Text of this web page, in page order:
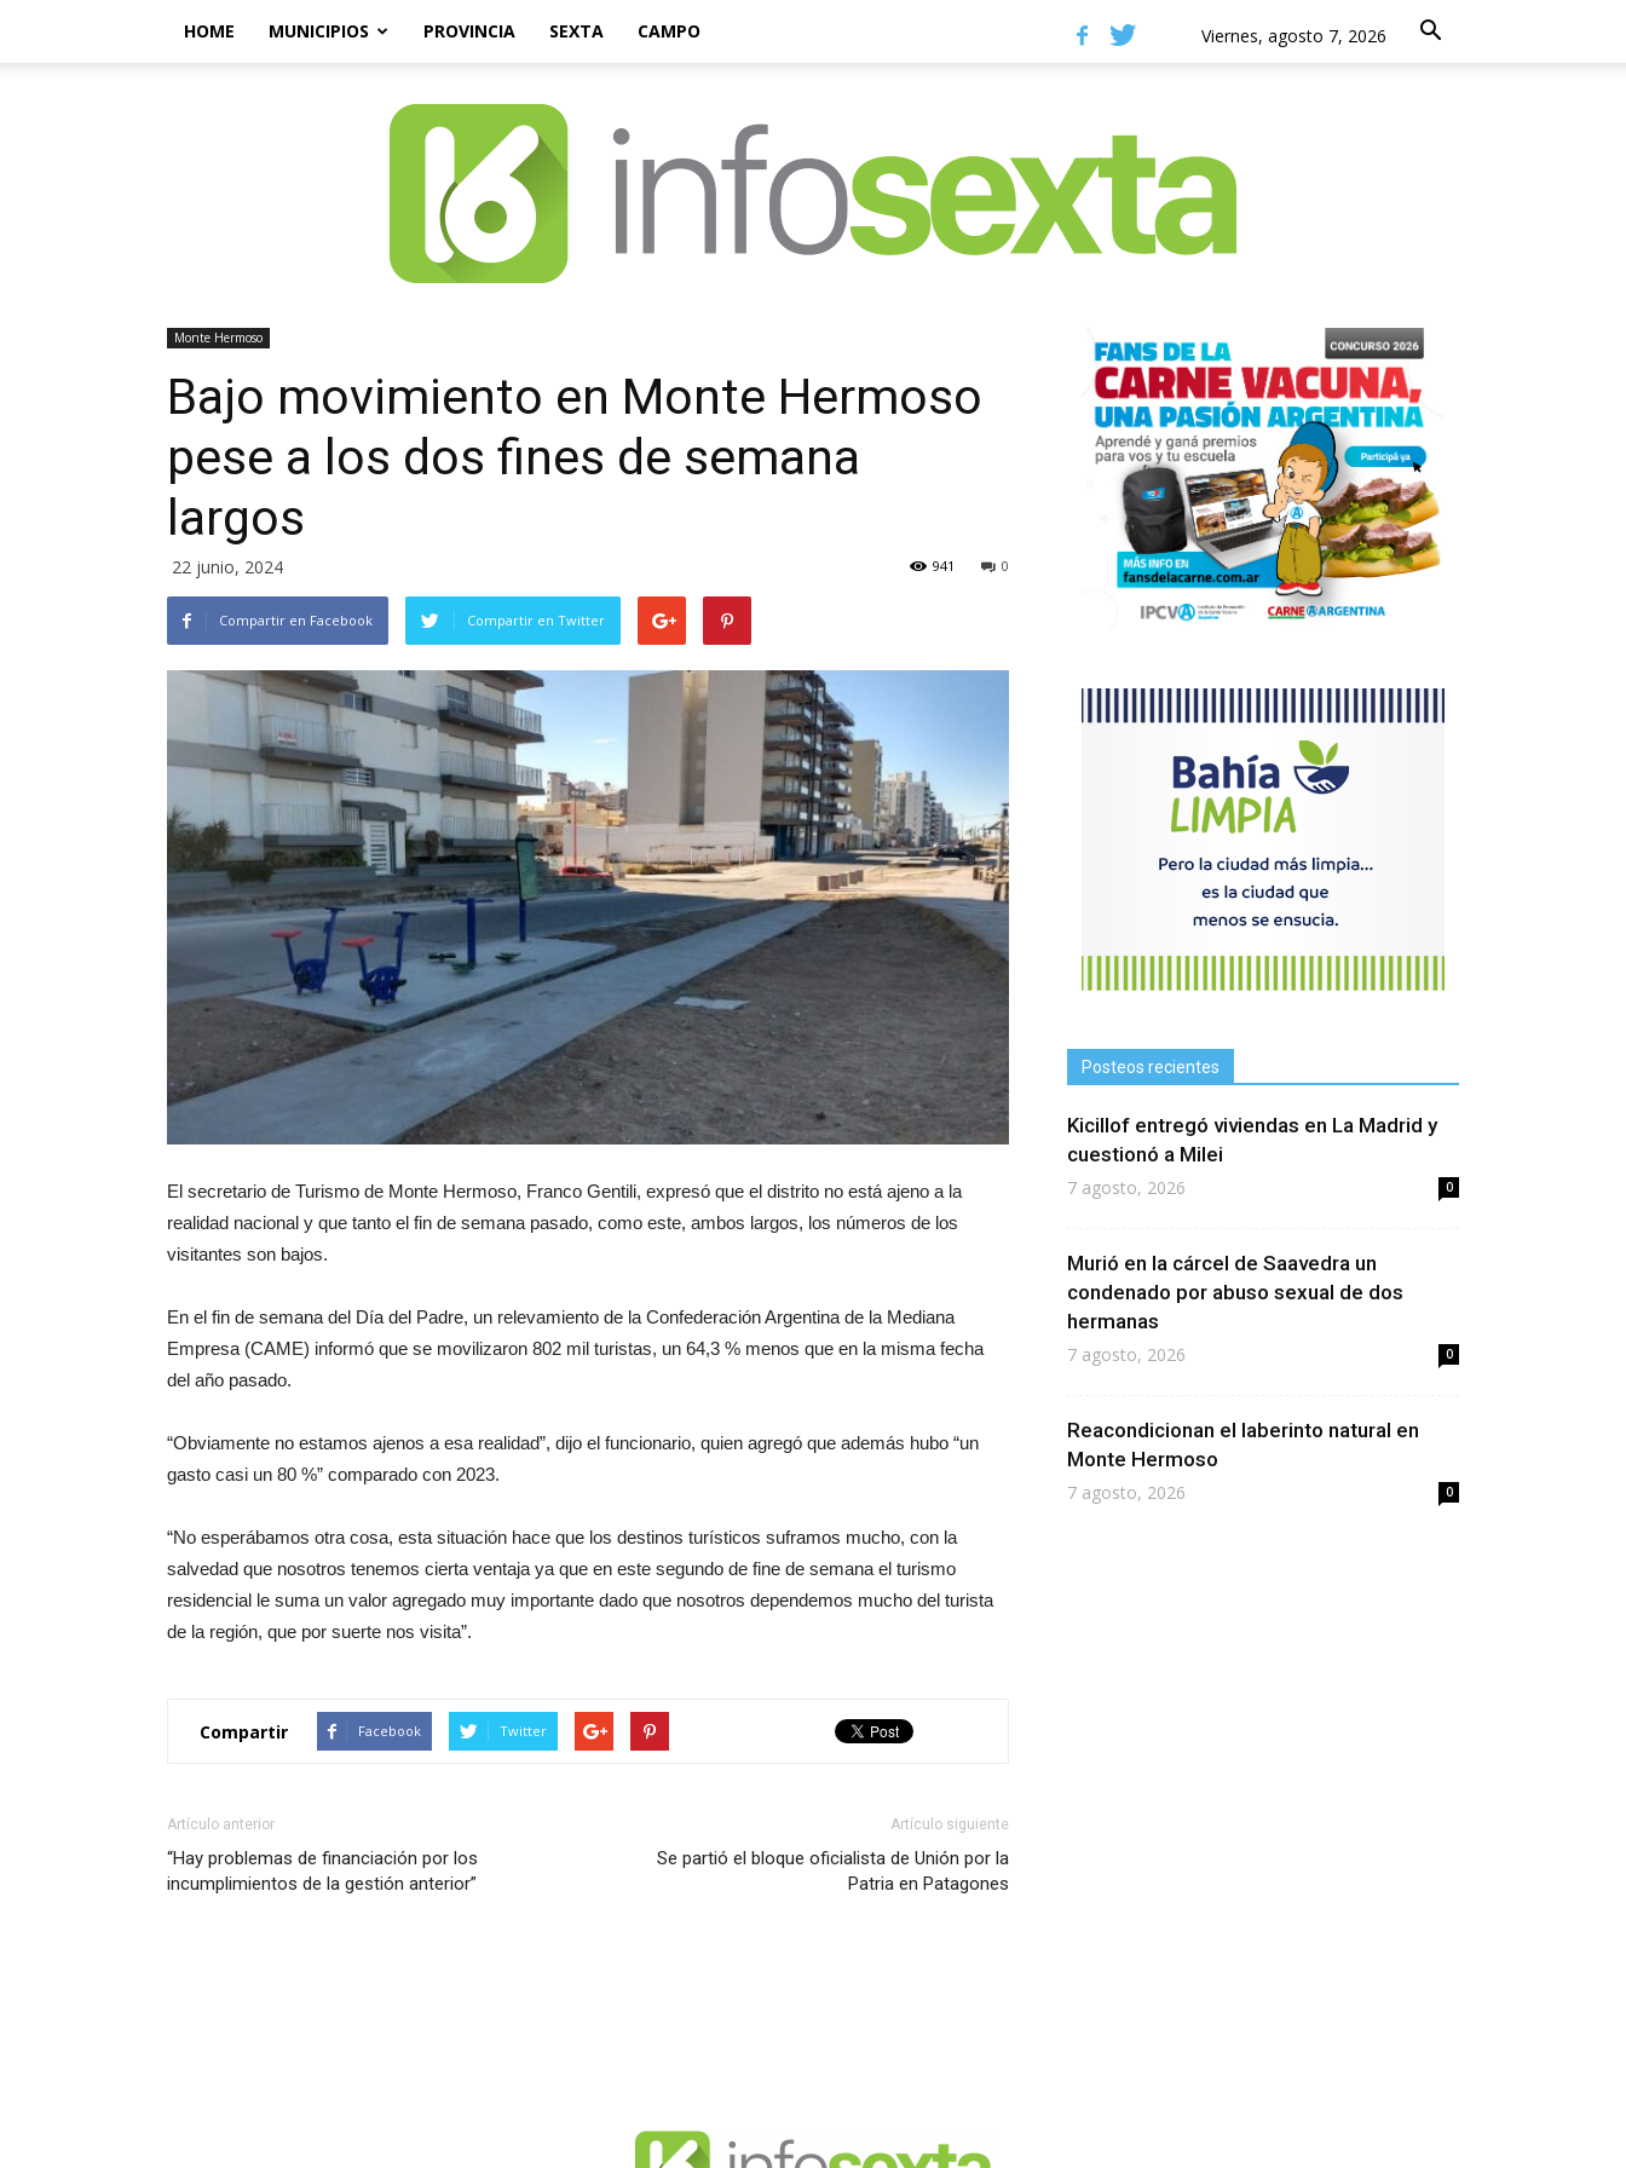
HOME MUNICIPIOS PROVINCIA SEXTA CAMPO Viernes, agosto 7, 2026
Monte Hermoso
Bajo movimiento en Monte Hermoso
pese a los dos fines de semana
largos
22 junio, 2024 0
941
Compartir en Facebook Compartir en Twitter
El secretario de Turismo de Monte Hermoso, Franco Gentili, expresó que el distrito no está ajeno a la
realidad nacional y que tanto el fin de semana pasado, como este, ambos largos, los números de los
visitantes son bajos.
En el fin de semana del Día del Padre, un relevamiento de la Confederación Argentina de la Mediana
Empresa (CAME) informó que se movilizaron 802 mil turistas, un 64,3 % menos que en la misma fecha
del año pasado.
“Obviamente no estamos ajenos a esa realidad”, dijo el funcionario, quien agregó que además hubo “un
gasto casi un 80 %” comparado con 2023.
“No esperábamos otra cosa, esta situación hace que los destinos turísticos suframos mucho, con la
salvedad que nosotros tenemos cierta ventaja ya que en este segundo de fine de semana el turismo
residencial le suma un valor agregado muy importante dado que nosotros dependemos mucho del turista
de la región, que por suerte nos visita”.
Compartir Facebook Twitter
Artículo anterior
“Hay problemas de financiación por los
incumplimientos de la gestión anterior”
Artículo siguiente
Se partió el bloque oficialista de Unión por la
Patria en Patagones
Posteos recientes
Kicillof entregó viviendas en La Madrid y
cuestionó a Milei
7 agosto, 2026 0
Murió en la cárcel de Saavedra un
condenado por abuso sexual de dos
hermanas
7 agosto, 2026 0
Reacondicionan el laberinto natural en
Monte Hermoso
7 agosto, 2026 0